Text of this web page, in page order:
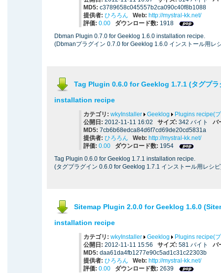
MD5: c3789658c045557b2ca090c40f8b1088
提供者: ひろろん Web: http://mystral-kk.net/
評価: 0.00 ダウンロード数: 1918
Dbman Plugin 0.7.0 for Geeklog 1.6.0 installation recipe.
(Dbmanプラグイン 0.7.0 for Geeklog 1.6.0 インストール用レ
Tag Plugin 0.6.0 for Geeklog 1.7.1 (タグプラ
installation recipe
カテゴリ: wkyInstaller Geeklog
Plugins recipe(
公開日: 2012-11-11 16:02 サイズ: 342 バイト バ
MD5: 7cb6b68edca84d6f7cd69de20cd5831a
提供者: ひろろん Web: http://mystral-kk.net/
評価: 0.00 ダウンロード数: 1954
Tag Plugin 0.6.0 for Geeklog 1.7.1 installation recipe.
(タグプラグイン 0.6.0 for Geeklog 1.7.1 インストール用レシ
Sitemap Plugin 2.0.0 for Geeklog 1.6.0
installation recipe
カテゴリ: wkyInstaller Geeklog
Plugins recipe(
公開日: 2012-11-11 15:56 サイズ: 581 バイト バ
MD5: daa61da4fb1277e90c5ad1c31c22303b
提供者: ひろろん Web: http://mystral-kk.net/
評価: 0.00 ダウンロード数: 2639